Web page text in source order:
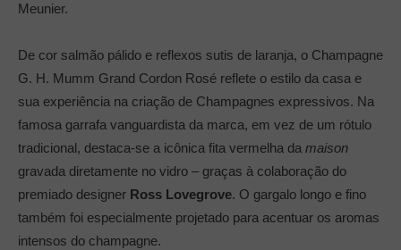
Meunier.
De cor salmão pálido e reflexos sutis de laranja, o Champagne
G. H. Mumm Grand Cordon Rosé reflete o estilo da casa e
sua experiência na criação de Champagnes expressivos. Na
famosa garrafa vanguardista da marca, em vez de um rótulo
tradicional, destaca-se a icônica fita vermelha da maison
gravada diretamente no vidro – graças à colaboração do
premiado designer Ross Lovegrove. O gargalo longo e fino
também foi especialmente projetado para acentuar os aromas
intensos do champagne.